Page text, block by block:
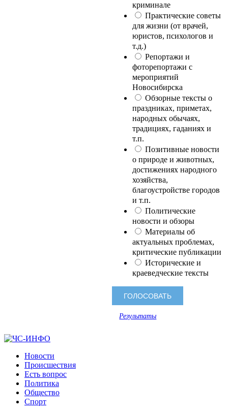
криминале
Практические советы
для жизни (от врачей,
юристов, психологов и
т.д.)
Репортажи и
фоторепортажи с
мероприятий
Новосибирска
Обзорные тексты о
праздниках, приметах,
народных обычаях,
традициях, гаданиях и
т.п.
Позитивные новости
о природе и животных,
достижениях народного
хозяйства,
благоустройстве городов
и т.п.
Политические
новости и обзоры
Материалы об
актуальных проблемах,
критические публикации
Исторические и
краеведческие тексты
Результаты
Новости
Происшествия
Есть вопрос
Политика
Общество
Спорт